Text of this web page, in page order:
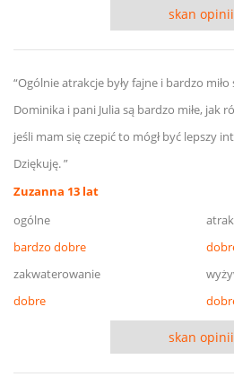
skan opinii
“Ogólnie atrakcje były fajne i bardzo miło
Dominika i pani Julia są bardzo miłe, jak
jeśli mam się czepić to mógł być lepszy
Dziękuję. ”
Zuzanna 13 lat
ogólne
bardzo dobre
zakwaterowanie
dobre
skan opinii